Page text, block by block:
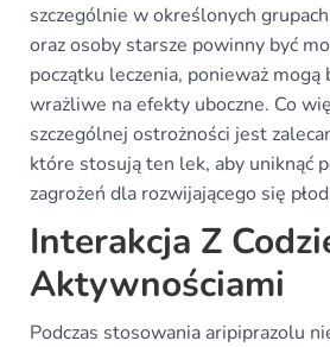
szczególnie w określonych
oraz osoby starsze powinny być
początku leczenia, ponieważ mogą
wrażliwe na efekty uboczne. Co
szczególnej ostrożności jest
które stosują ten lek, aby uniknąć
zagrożeń dla rozwijającego się
Interakcja Z
Aktywnościami
Podczas stosowania aripiprazolu